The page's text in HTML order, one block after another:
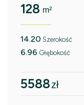
128 m²
14.20 Szerokość
6.96 Głębokość
5588zł